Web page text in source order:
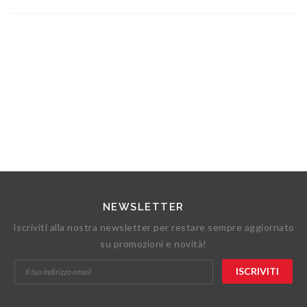
NEWSLETTER
Iscriviti alla nostra newsletter per restare sempre aggiornato
su promozioni e novità!